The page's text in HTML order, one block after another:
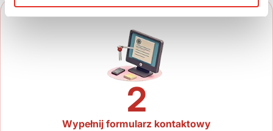
2
Wypełnij formularz kontaktowy